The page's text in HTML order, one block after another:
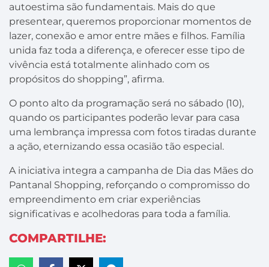
autoestima são fundamentais. Mais do que
presentear, queremos proporcionar momentos de
lazer, conexão e amor entre mães e filhos. Família
unida faz toda a diferença, e oferecer esse tipo de
vivência está totalmente alinhado com os
propósitos do shopping”, afirma.
O ponto alto da programação será no sábado (10),
quando os participantes poderão levar para casa
uma lembrança impressa com fotos tiradas durante
a ação, eternizando essa ocasião tão especial.
A iniciativa integra a campanha de Dia das Mães do
Pantanal Shopping, reforçando o compromisso do
empreendimento em criar experiências
significativas e acolhedoras para toda a família.
COMPARTILHE: